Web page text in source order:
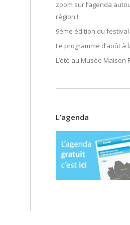
zoom sur l’agenda
région !
9ème édition du
Le programme d’août
L’été au Musée Maison
L’agenda